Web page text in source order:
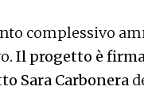
complessivo
. Il progetto è
Sara Carbonera